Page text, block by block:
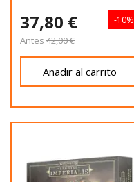
37,80 €
Antes 42,00 €
-10%
Añadir al carrito